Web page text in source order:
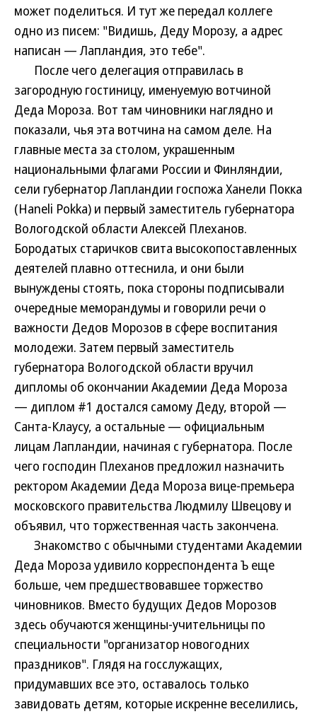
может поделиться. И тут же передал коллеге
одно из писем: "Видишь, Деду Морозу, а адрес
написан — Лапландия, это тебе".
После чего делегация отправилась в
загородную гостиницу, именуемую вотчиной
Деда Мороза. Вот там чиновники наглядно и
показали, чья эта вотчина на самом деле. На
главные места за столом, украшенным
национальными флагами России и Финляндии,
сели губернатор Лапландии госпожа Ханели Покка
(Haneli Pokka) и первый заместитель губернатора
Вологодской области Алексей Плеханов.
Бородатых старичков свита высокопоставленных
деятелей плавно оттеснила, и они были
вынуждены стоять, пока стороны подписывали
очередные меморандумы и говорили речи о
важности Дедов Морозов в сфере воспитания
молодежи. Затем первый заместитель
губернатора Вологодской области вручил
дипломы об окончании Академии Деда Мороза
— диплом #1 достался самому Деду, второй —
Санта-Клаусу, а остальные — официальным
лицам Лапландии, начиная с губернатора. После
чего господин Плеханов предложил назначить
ректором Академии Деда Мороза вице-премьера
московского правительства Людмилу Швецову и
объявил, что торжественная часть закончена.
Знакомство с обычными студентами Академии
Деда Мороза удивило корреспондента Ъ еще
больше, чем предшествовавшее торжество
чиновников. Вместо будущих Дедов Морозов
здесь обучаются женщины-учительницы по
специальности "организатор новогодних
праздников". Глядя на госслужащих,
придумавших все это, оставалось только
завидовать детям, которые искренне веселились,